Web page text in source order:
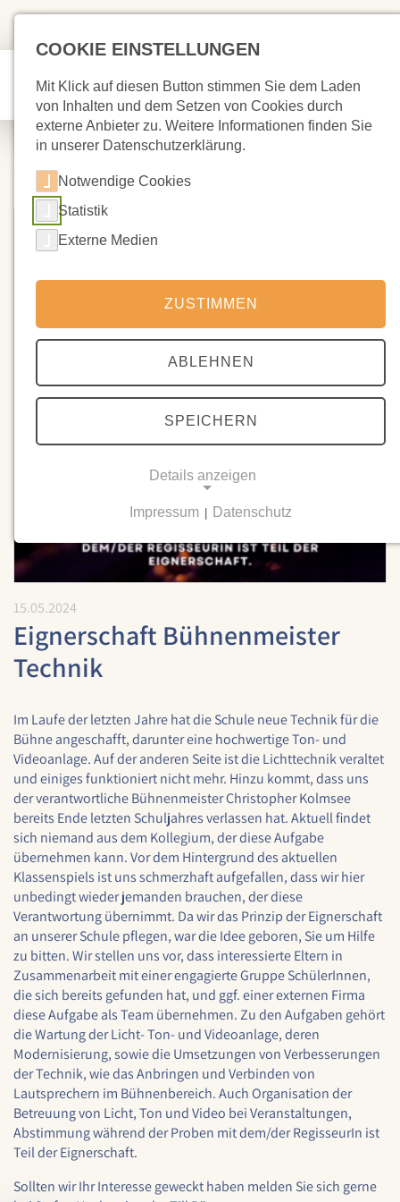
15.05.2024
Eignerschaft Bühnenmeister
Technik
Im Laufe der letzten Jahre hat die Schule neue Technik für die
Bühne angeschafft, darunter eine hochwertige Ton- und
Videoanlage. Auf der anderen Seite ist die Lichttechnik veraltet
und einiges funktioniert nicht mehr. Hinzu kommt, dass uns
der verantwortliche Bühnenmeister Christopher Kolmsee
bereits Ende letzten Schuljahres verlassen hat. Aktuell findet
sich niemand aus dem Kollegium, der diese Aufgabe
übernehmen kann. Vor dem Hintergrund des aktuellen
Klassenspiels ist uns schmerzhaft aufgefallen, dass wir hier
unbedingt wieder jemanden brauchen, der diese
Verantwortung übernimmt. Da wir das Prinzip der Eignerschaft
an unserer Schule pflegen, war die Idee geboren, Sie um Hilfe
zu bitten. Wir stellen uns vor, dass interessierte Eltern in
Zusammenarbeit mit einer engagierte Gruppe SchülerInnen,
die sich bereits gefunden hat, und ggf. einer externen Firma
diese Aufgabe als Team übernehmen. Zu den Aufgaben gehört
die Wartung der Licht- Ton- und Videoanlage, deren
Modernisierung, sowie die Umsetzungen von Verbesserungen
der Technik, wie das Anbringen und Verbinden von
Lautsprechern im Bühnenbereich. Auch Organisation der
Betreuung von Licht, Ton und Video bei Veranstaltungen,
Abstimmung während der Proben mit dem/der RegisseurIn ist
Teil der Eignerschaft.
Sollten wir Ihr Interesse geweckt haben melden Sie sich gerne
COOKIE EINSTELLUNGEN
Mit Klick auf diesen Button stimmen Sie dem Laden
von Inhalten und dem Setzen von Cookies durch
externe Anbieter zu. Weitere Informationen finden Sie
in unserer Datenschutzerklärung.
Notwendige Cookies
Statistik
Externe Medien
ZUSTIMMEN
ABLEHNEN
SPEICHERN
Details anzeigen
Notwendige Cookies ermöglichen grundlegende
Funktionen und sind für die einwandfreie Funktion
Einverständnis-Cookie
Name:
Zweck:
Dieser Cookie speichert die ausgewählten
Einverständnis-Optionen des Benutzers
Cookie Laufzeit:
1 Jahr
STATISTIK
Statistik Cookies erfassen Informationen anonym.
Diese Informationen helfen uns zu verstehen, wie
unsere Besucher unsere Website nutzen.
Google Analytics
Name:
google_analytics
Anbieter:
Google LLC
Zweck:
Sammelt anonymisierte Daten für die
Verbesserung der Benutzererfahrung.
Impressum Datenschutz